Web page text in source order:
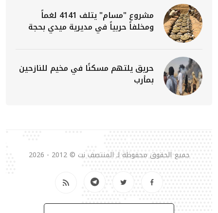
مشروع "مسام" يتلف 4141 لغماً
ومخلفاً حربياً في مديرية ميدي بحجة
حريق يلتهم مسكنًا في مخيم للنازحين
بمأرب
جميع الحقوق محفوظة لـ المنتصف نت © 2012 - 2026